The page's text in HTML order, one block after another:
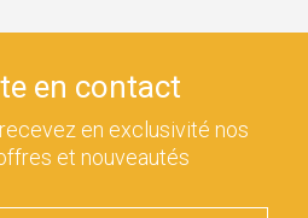
en contact
en exclusivité nos
et nouveautés